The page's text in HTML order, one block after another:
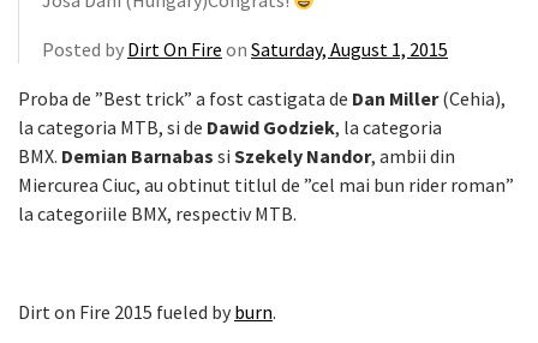
Posted by Dirt On Fire on Saturday, August 1, 2015
Proba de ”Best trick” a fost castigata de Dan Miller(Cehia),
la categoria MTB, si de Dawid Godziek, la categoria
BMX. Demian Barnabas si Szekely Nandor, ambii din
Miercurea Ciuc, au obtinut titlul de ”cel mai bun rider roman”
la categoriile BMX, respectiv MTB.
Dirt on Fire 2015 fueled by burn.